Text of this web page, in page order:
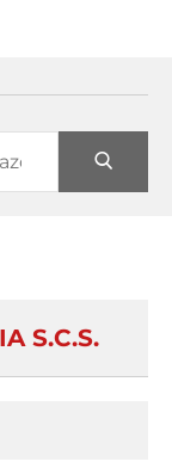
S.C.S.